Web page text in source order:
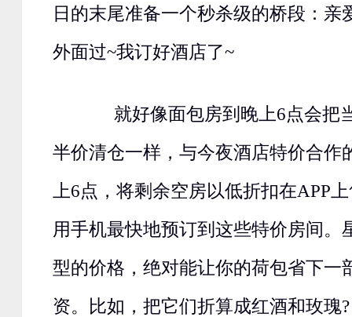
日的末尾准备一个秒杀级的桥段：亲
外面过~我订好酒店了~
就好像面包房到晚上6点会把
半价清仓一样，与今夜酒店特价合作
上6点，将剩余空房以低折扣在APP
用手机最快地预订到这些特价房间。
型的价格，绝对能让你的荷包省下一
资。比如，把它们折算成红酒和玫瑰?